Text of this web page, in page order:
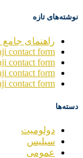
نوشته‌های تازه
راهنمای جامع
contact form
contact form
contact form
contact form
دسته‌ها
دولومیت
سیلیس
عمومی